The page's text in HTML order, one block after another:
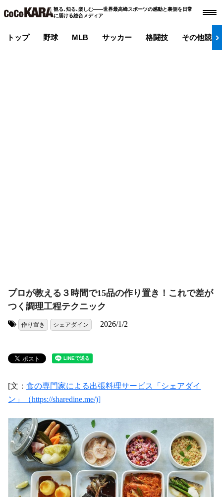
観る､知る､楽しむ――世界最高峰スポーツの感動と裏側を日常
に届ける総合メディア
トップ 野球 MLB サッカー 格闘技 その他競技
プロが教える３時間で15品の作り置き！これで差が
つく調理工程テクニック
作り置き シェアダイン 2026/1/2
[文： 食の専門家による出張料理サービス「シェアダイ
ン」（https://sharedine.me/)]